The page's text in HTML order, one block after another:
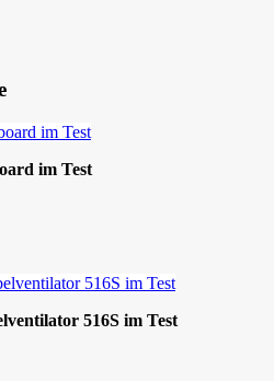
im Test
516S im Test